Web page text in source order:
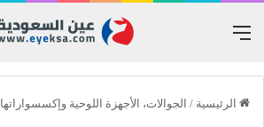
الرئيسية / الجوالات، الأجهزة اللوحية وإكسسواراتها